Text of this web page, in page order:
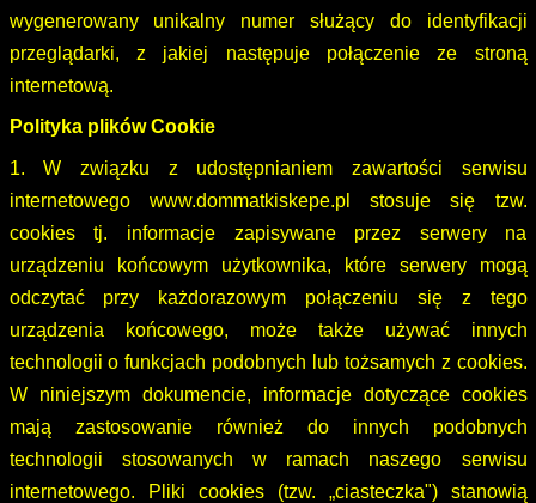
wygenerowany unikalny numer służący do identyfikacji
przeglądarki, z jakiej następuje połączenie ze stroną
internetową.
Polityka plików Cookie
1. W związku z udostępnianiem zawartości serwisu
internetowego www.dommatkiskepe.pl stosuje się tzw.
cookies tj. informacje zapisywane przez serwery na
urządzeniu końcowym użytkownika, które serwery mogą
odczytać przy każdorazowym połączeniu się z tego
urządzenia końcowego, może także używać innych
technologii o funkcjach podobnych lub tożsamych z cookies.
W niniejszym dokumencie, informacje dotyczące cookies
mają zastosowanie również do innych podobnych
technologii stosowanych w ramach naszego serwisu
internetowego. Pliki cookies (tzw. „ciasteczka") stanowią